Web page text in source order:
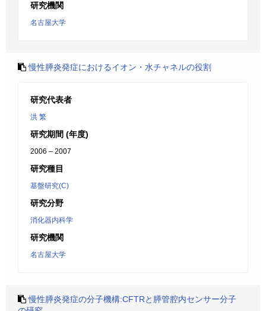
研究機関
名古屋大学
慢性膵炎発症におけるイオン・水チャネルの役割
研究代表者
洪 繁
研究期間 (年度)
2006 – 2007
研究種目
基盤研究(C)
研究分野
消化器内科学
研究機関
名古屋大学
慢性膵炎発症の分子機構:CFTRと膵管腔内センサー分子